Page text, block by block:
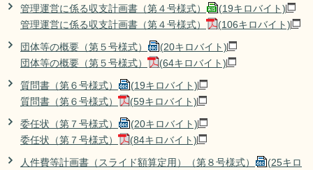
管理運営に係る収支計画書（第４号様式）
(19キロバイト)
管理運営に係る収支計画書（第４号様式）
(106キロバイト)
団体等の概要（第５号様式）
(20キロバイト)
団体等の概要（第５号様式）
(64キロバイト)
質問書（第６号様式）
(19キロバイト)
質問書（第６号様式）
(59キロバイト)
委任状（第７号様式）
(20キロバイト)
委任状（第７号様式）
(84キロバイト)
人件費等計画書（スライド額算定用）（第８号様式）
(25キロ